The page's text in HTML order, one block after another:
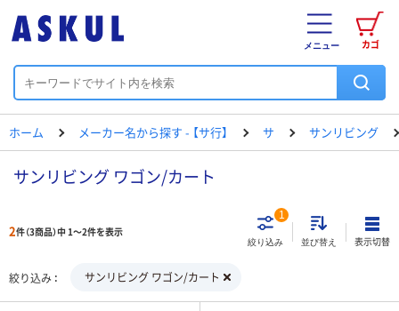
カゴ
メニュー
ホーム メーカー名から探す - 【サ行】 サ サンリビング
サンリビング ワゴン/カート
2件（3商品）中 1～2件を表示
絞り込み
1
並び替え 表示切替
絞り込み サンリビング ワゴン/カート